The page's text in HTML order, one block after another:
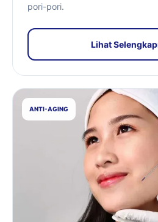
pori-pori.
Lihat
ANTI-AGING